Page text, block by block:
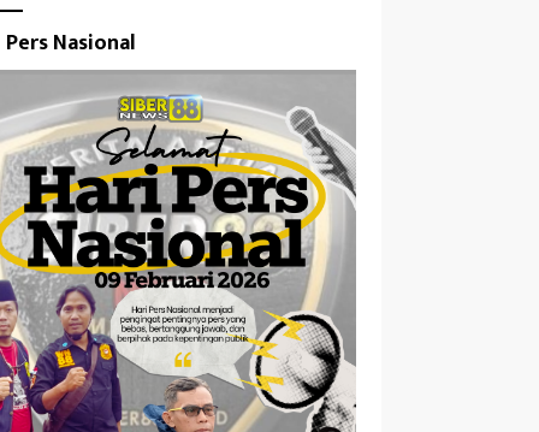
Nasional